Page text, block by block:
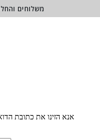
אנא הזינו את כתובת
משלוחים